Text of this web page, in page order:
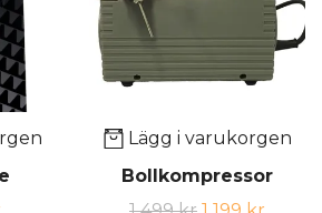
Lägg i varukorgen
Bollkompressor